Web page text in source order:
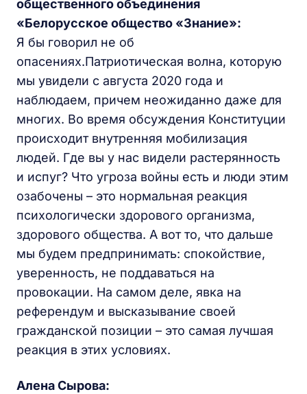
общественного объединения
«Белорусское общество «Знание»:
Я бы говорил не об
опасениях.Патриотическая волна, которую
мы увидели с августа 2020 года и
наблюдаем, причем неожиданно даже для
многих. Во время обсуждения Конституции
происходит внутренняя мобилизация
людей. Где вы у нас видели растерянность
и испуг? Что угроза войны есть и люди этим
озабочены – это нормальная реакция
психологически здорового организма,
здорового общества. А вот то, что дальше
мы будем предпринимать: спокойствие,
уверенность, не поддаваться на
провокации. На самом деле, явка на
референдум и высказывание своей
гражданской позиции – это самая лучшая
реакция в этих условиях.
Алена Сырова: